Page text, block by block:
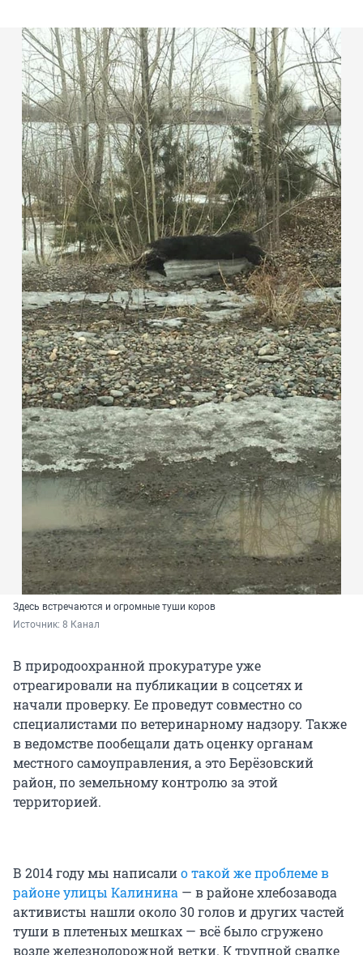
Здесь встречаются и огромные туши коров
Источник: 8 Канал
В природоохранной прокуратуре уже
отреагировали на публикации в соцсетях и
начали проверку. Ее проведут совместно со
специалистами по ветеринарному надзору. Также
в ведомстве пообещали дать оценку органам
местного самоуправления, а это Берёзовский
район, по земельному контролю за этой
территорией.
В 2014 году мы написалио такой же проблеме в
районе улицы Калинина — в районе хлебозавода
активисты нашли около 30 голов и других частей
туши в плетеных мешках — всё было сгружено
возле железнодорожной ветки. К трупной свалке